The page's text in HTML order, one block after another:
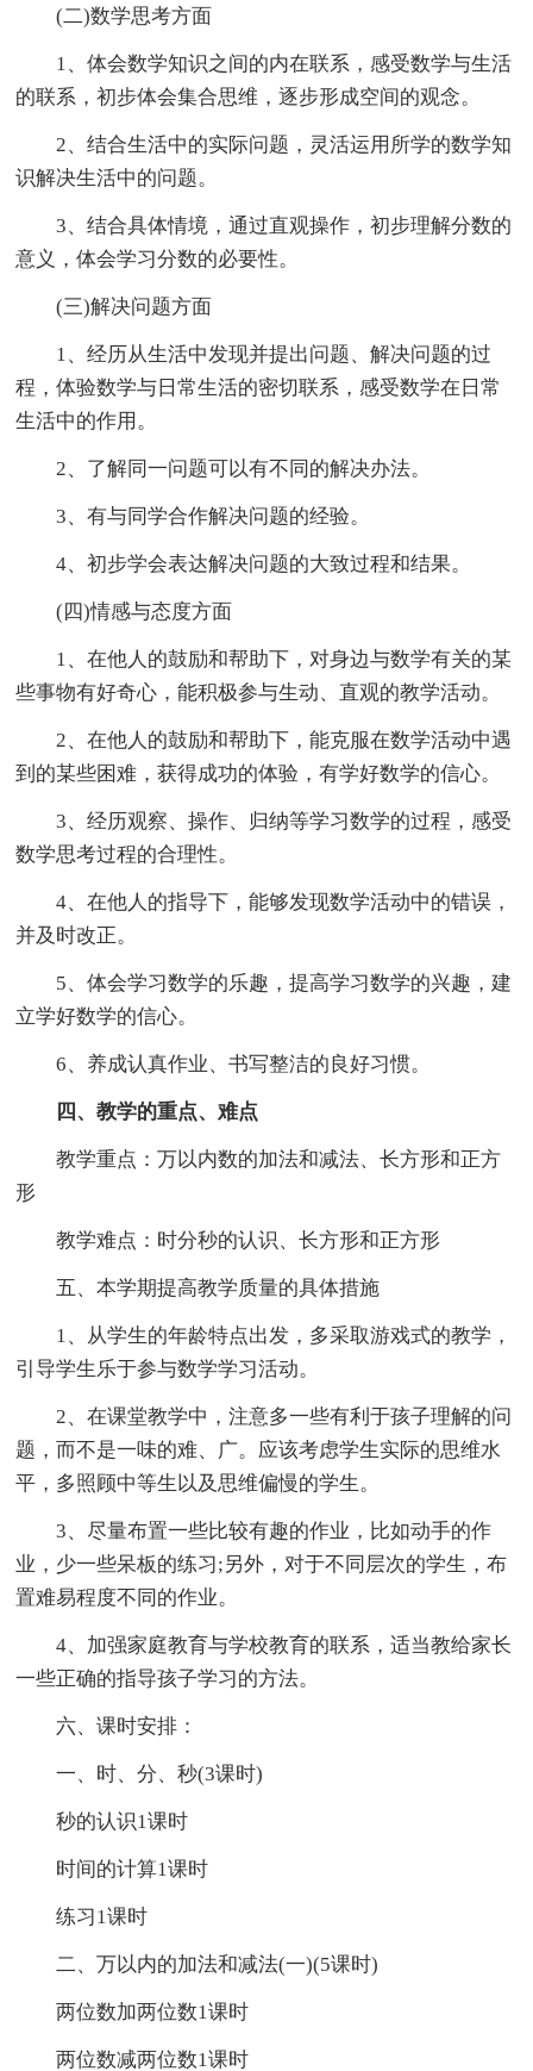
(二)数学思考方面
1、体会数学知识之间的内在联系，感受数学与生活
的联系，初步体会集合思维，逐步形成空间的观念。
2、结合生活中的实际问题，灵活运用所学的数学知
识解决生活中的问题。
3、结合具体情境，通过直观操作，初步理解分数的
意义，体会学习分数的必要性。
(三)解决问题方面
1、经历从生活中发现并提出问题、解决问题的过
程，体验数学与日常生活的密切联系，感受数学在日常
生活中的作用。
2、了解同一问题可以有不同的解决办法。
3、有与同学合作解决问题的经验。
4、初步学会表达解决问题的大致过程和结果。
(四)情感与态度方面
1、在他人的鼓励和帮助下，对身边与数学有关的某
些事物有好奇心，能积极参与生动、直观的教学活动。
2、在他人的鼓励和帮助下，能克服在数学活动中遇
到的某些困难，获得成功的体验，有学好数学的信心。
3、经历观察、操作、归纳等学习数学的过程，感受
数学思考过程的合理性。
4、在他人的指导下，能够发现数学活动中的错误，
并及时改正。
5、体会学习数学的乐趣，提高学习数学的兴趣，建
立学好数学的信心。
6、养成认真作业、书写整洁的良好习惯。
四、教学的重点、难点
教学重点：万以内数的加法和减法、长方形和正方
形
教学难点：时分秒的认识、长方形和正方形
五、本学期提高教学质量的具体措施
1、从学生的年龄特点出发，多采取游戏式的教学，
引导学生乐于参与数学学习活动。
2、在课堂教学中，注意多一些有利于孩子理解的问
题，而不是一味的难、广。应该考虑学生实际的思维水
平，多照顾中等生以及思维偏慢的学生。
3、尽量布置一些比较有趣的作业，比如动手的作
业，少一些呆板的练习;另外，对于不同层次的学生，布
置难易程度不同的作业。
4、加强家庭教育与学校教育的联系，适当教给家长
一些正确的指导孩子学习的方法。
六、课时安排：
一、时、分、秒(3课时)
秒的认识1课时
时间的计算1课时
练习1课时
二、万以内的加法和减法(一)(5课时)
两位数加两位数1课时
两位数减两位数1课时